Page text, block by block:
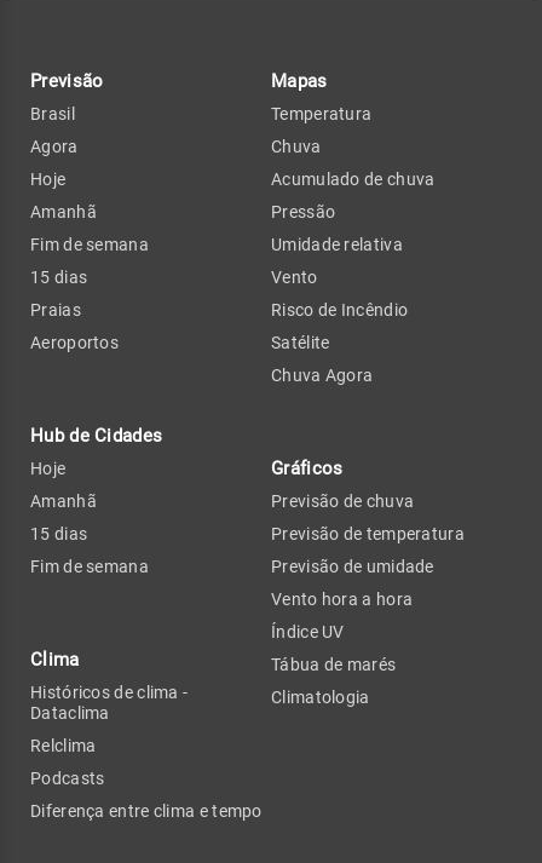
Previsão
Brasil
Agora
Hoje
Amanhã
Fim de semana
15 dias
Praias
Aeroportos
Hub de Cidades
Hoje
Amanhã
15 dias
Fim de semana
Clima
Históricos de clima -
Dataclima
Relclima
Podcasts
Diferença entre clima e tempo
Mapas
Temperatura
Chuva
Acumulado de chuva
Pressão
Umidade relativa
Vento
Risco de Incêndio
Satélite
Chuva Agora
Gráficos
Previsão de chuva
Previsão de temperatura
Previsão de umidade
Vento hora a hora
Índice UV
Tábua de marés
Climatologia